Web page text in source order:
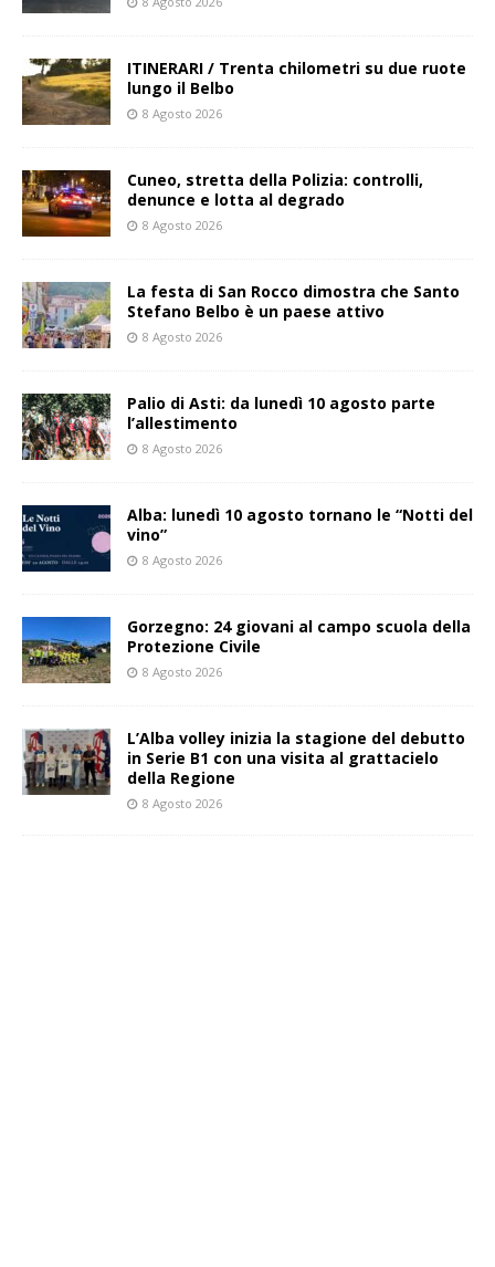
ITINERARI / Trenta chilometri su due ruote
lungo il Belbo
8 Agosto 2026
Cuneo, stretta della Polizia: controlli,
denunce e lotta al degrado
8 Agosto 2026
La festa di San Rocco dimostra che Santo
Stefano Belbo è un paese attivo
8 Agosto 2026
Palio di Asti: da lunedì 10 agosto parte
l’allestimento
8 Agosto 2026
Alba: lunedì 10 agosto tornano le “Notti del
vino”
8 Agosto 2026
Gorzegno: 24 giovani al campo scuola della
Protezione Civile
8 Agosto 2026
L’Alba volley inizia la stagione del debutto
in Serie B1 con una visita al grattacielo
della Regione
8 Agosto 2026